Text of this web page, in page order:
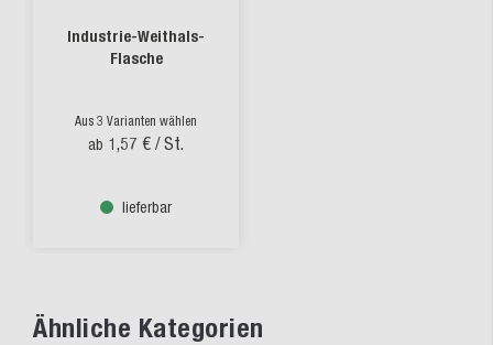
Industrie-Weithals-
Flasche
Aus 3 Varianten wählen
ab 1,57 € / St.
lieferbar
Ähnliche Kategorien